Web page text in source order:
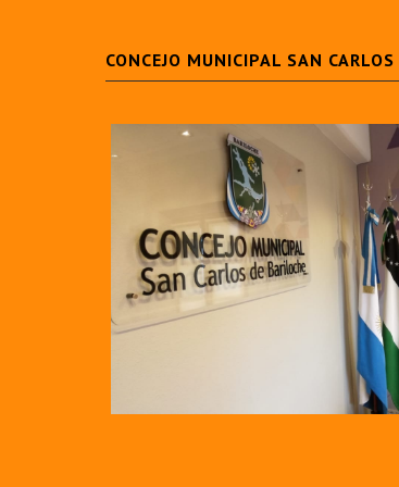
CONCEJO MUNICIPAL SAN